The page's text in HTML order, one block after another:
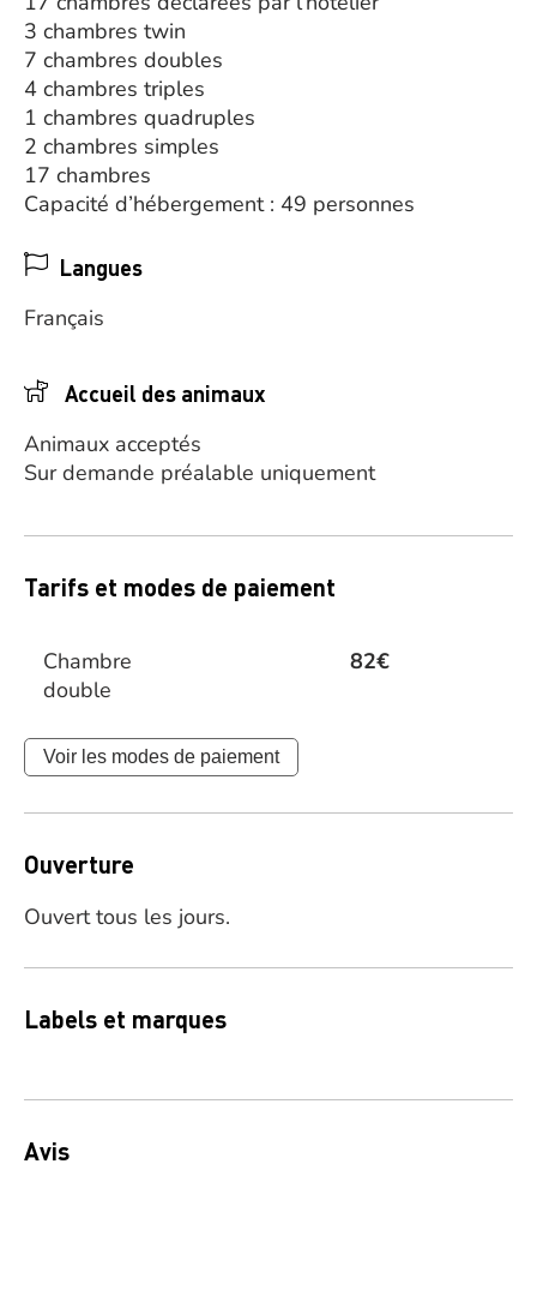
3 chambres twin
7 chambres doubles
4 chambres triples
1 chambres quadruples
2 chambres simples
17 chambres
Capacité d’hébergement : 49 personnes
Langues
Français
Accueil des animaux
Animaux acceptés
Sur demande préalable uniquement
Tarifs et modes de paiement
Chambre
double
82€
Voir les modes de paiement
Ouverture
Ouvert tous les jours.
Labels et marques
Avis